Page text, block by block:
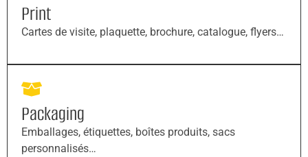
Print
Cartes de visite, plaquette, brochure, catalogue, flyers…
Packaging
Emballages, étiquettes, boîtes produits, sacs
personnalisés…